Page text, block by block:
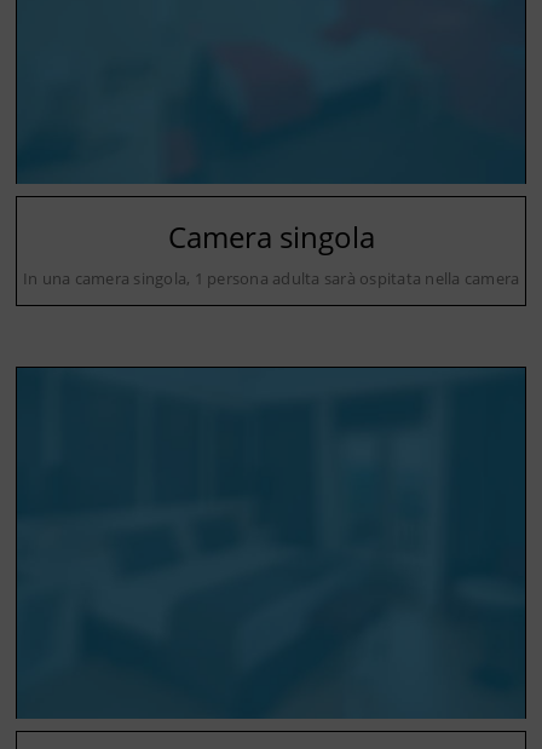
Camera singola
In una camera singola, 1 persona adulta sarà ospitata nella camera